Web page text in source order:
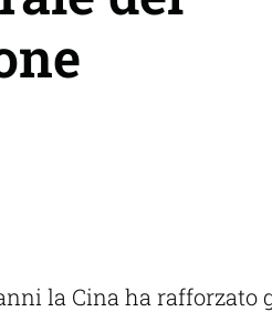
la Cina ha rafforzato